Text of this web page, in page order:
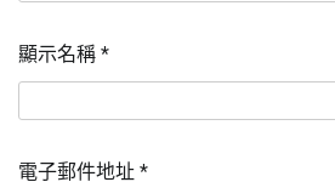
顯示名稱 *
電子郵件地址 *